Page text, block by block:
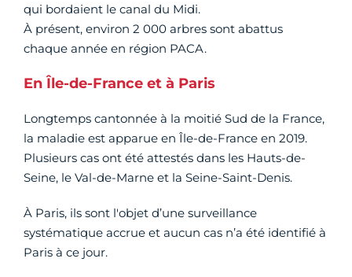
qui bordaient le canal du Midi.
À présent, environ 2 000 arbres sont abattus
chaque année en région PACA.
En Île-de-France et à Paris
Longtemps cantonnée à la moitié Sud de la France,
la maladie est apparue en Île-de-France en 2019.
Plusieurs cas ont été attestés dans les Hauts-de-
Seine, le Val-de-Marne et la Seine-Saint-Denis.
À Paris, ils sont l'objet d’une surveillance
systématique accrue et aucun cas n’a été identifié à
Paris à ce jour.